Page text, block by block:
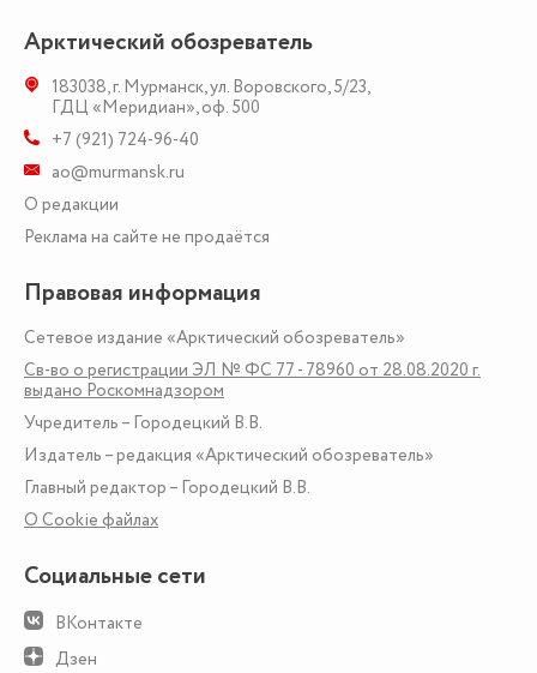
Арктический обозреватель
183038,г. Мурманск,ул. Воровского, 5/23,
ГДЦ «Меридиан», оф. 500
+7 (921) 724-96-40
ao@murmansk.ru
О редакции
Реклама на сайте не продаётся
Правовая информация
Сетевое издание «Арктический обозреватель»
Св-во о регистрации ЭЛ № ФС 77 - 78960 от 28.08.2020 г.
выдано Роскомнадзором
Учредитель – Городецкий В.В.
Издатель – редакция «Арктический обозреватель»
Главный редактор – Городецкий В.В.
О Сookie файлах
Социальные сети
ВКонтакте
Дзен